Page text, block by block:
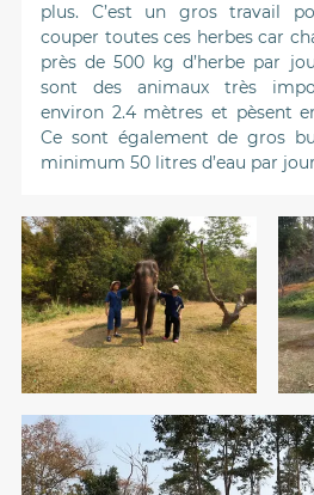
plus. C’est un gros travail
couper toutes ces herbes car
près de 500 kg d’herbe par
sont des animaux très
environ 2.4 mètres et pèsent
Ce sont également de gros
minimum 50 litres d’eau par